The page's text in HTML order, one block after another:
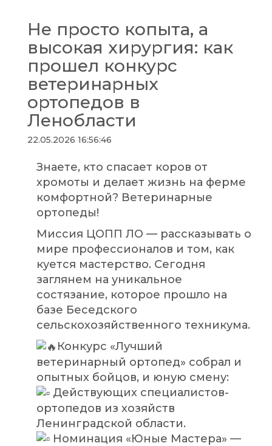
Не просто копыта, а
высокая хирургия: как
прошел конкурс
ветеринарных
ортопедов в
Ленобласти
22.05.2026 16:56:46
Знаете, кто спасает коров от
хромоты и делает жизнь на ферме
комфортной? Ветеринарные
ортопеды!
Миссия ЦОПП ЛО — рассказывать о
мире профессионалов и том, как
куется мастерство. Сегодня
заглянем на уникальное
состязание, которое прошло на
базе Беседского
сельскохозяйственного техникума.
Конкурс «Лучший
ветеринарный ортопед» собрал и
опытных бойцов, и юную смену:
Действующих специалистов-
ортопедов из хозяйств
Ленинградской области.
Номинация «Юные Мастера» —